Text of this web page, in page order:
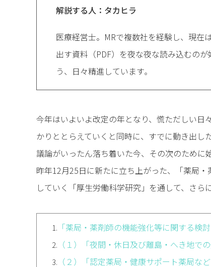
解説する人：タカヒラ
医療経営士。MRで複数社を経験し、現在
出す資料（PDF）を夜な夜な読み込むの
う、日々精進しています。
今年はいよいよ改定の年となり、慌ただしい日
かりととらえていくと同時に、すでに動き出
議論がいったん落ち着いた今、その次のために
昨年12月25日に新たに立ち上がった、「薬局
していく「厚生労働科学研究」を通して、さら
1. 「薬局・薬剤師の機能強化等に関する検
2. （１）「夜間・休日及び離島・へき地で
3. （２）「認定薬局・健康サポート薬局な